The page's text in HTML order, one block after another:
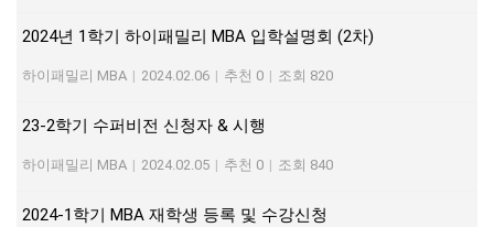
2024년 1학기 하이패밀리 MBA 입학설명회 (2차)
하이패밀리 MBA | 2024.02.06 | 추천 0 | 조회 820
23-2학기 수퍼비전 신청자 & 시행
하이패밀리 MBA | 2024.02.05 | 추천 0 | 조회 840
2024-1학기 MBA 재학생 등록 및 수강신청